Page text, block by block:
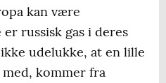
kan være
russisk gas i deres
udelukke, at en lille
kommer fra